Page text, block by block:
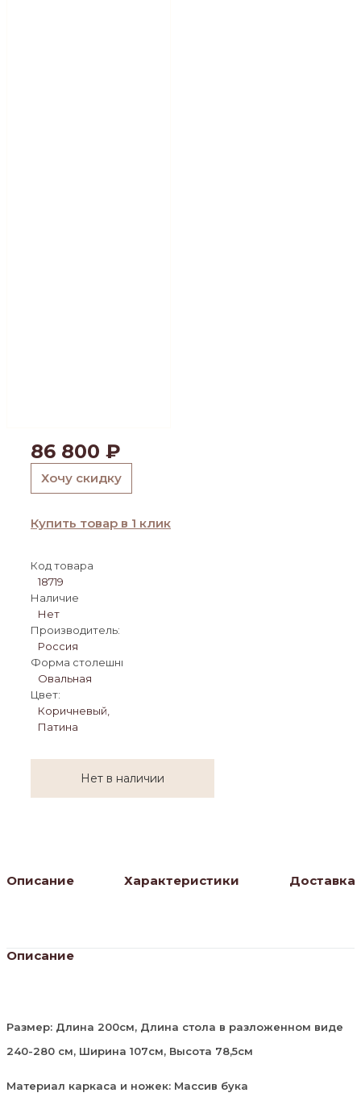
86 800 ₽
Хочу скидку
Купить товар в 1 клик
Код товара
18719
Наличие
Нет
Производитель:
Россия
Форма столешницы:
Овальная
Цвет:
Коричневый,
Патина
Нет в наличии
Описание Характеристики Доставка
Описание
Размер: Длина 200см, Длина стола в разложенном виде
240-280 см, Ширина 107см, Высота 78,5см
Материал каркаса и ножек: Массив бука